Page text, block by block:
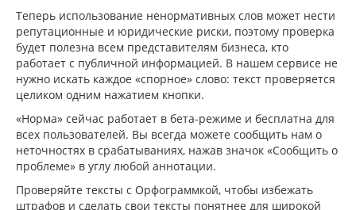
Теперь использование ненормативных слов может нести
репутационные и юридические риски, поэтому проверка
будет полезна всем представителям бизнеса, кто
работает с публичной информацией. В нашем сервисе не
нужно искать каждое «спорное» слово: текст проверяется
целиком одним нажатием кнопки.
«Норма» сейчас работает в бета-режиме и бесплатна для
всех пользователей. Вы всегда можете сообщить нам о
неточностях в срабатываниях, нажав значок «Сообщить о
проблеме» в углу любой аннотации.
Проверяйте тексты с Орфограммкой, чтобы избежать
штрафов и сделать свои тексты понятнее для широкой